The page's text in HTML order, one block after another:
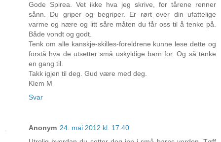
Gode Spirea. Vet ikke hva jeg skrive, for tårene renner
sånn. Du griper og begriper. Er rørt over din ufattelige
varme og nære og litt såre måten du får oss til å tenke på.
Både vondt og godt.
Tenk om alle kanskje-skilles-foreldrene kunne lese dette og
forstå hva de utsetter små uskyldige barn for. Og så tenke
en gang til.
Takk igjen til deg. Gud være med deg.
Klem M
Svar
Anonym 24. mai 2012 kl. 17:40